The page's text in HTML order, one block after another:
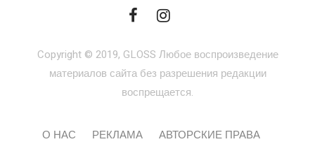
Copyright © 2019, GLOSS Любое воспроизведение
материалов сайта без разрешения редакции
воспрещается.
О НАС РЕКЛАМА АВТОРСКИЕ ПРАВА